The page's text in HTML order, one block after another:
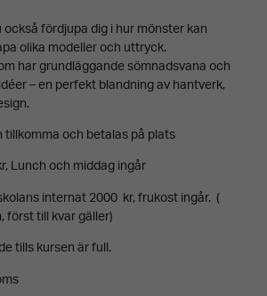
fördjupa dig i hur mönster kan
olika modeller och uttryck.
har grundläggande sömnadsvana och
– en perfekt blandning av hantverk,
och betalas på plats
Lunch och middag ingår
internat 2000 kr, frukost ingår. (
till kvar gäller)
tills kursen är full.